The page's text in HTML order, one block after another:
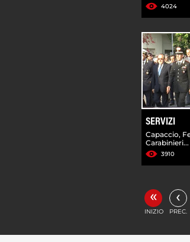
4024
SERVIZI
Capaccio,
Carabinieri...
3910
«
INIZIO
‹
PREC.